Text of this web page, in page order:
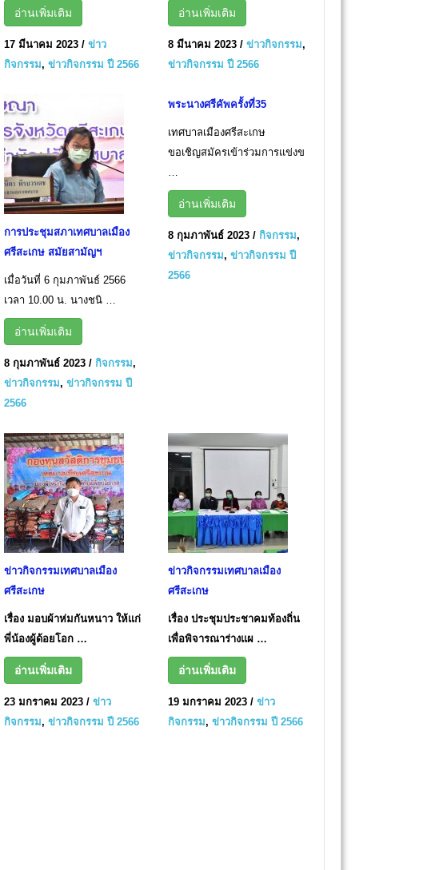
อ่านเพิ่มเติม
17 มีนาคม 2023/ ข่าว
กิจกรรม, ข่าวกิจกรรม ปี 2566
อ่านเพิ่มเติม
8 มีนาคม 2023/ ข่าวกิจกรรม,
ข่าวกิจกรรม ปี 2566
การประชุมสภาเทศบาลเมือง
ศรีสะเกษ สมัยสามัญฯ
เมื่อวันที่ 6 กุมภาพันธ์ 2566
เวลา 10.00 น. นางชนิ …
อ่านเพิ่มเติม
8 กุมภาพันธ์ 2023/ กิจกรรม,
ข่าวกิจกรรม, ข่าวกิจกรรม ปี
2566
พระนางศรีคัพครั้งที่35
เทศบาลเมืองศรีสะเกษ
ขอเชิญสมัครเข้าร่วมการแข่งข
อ่านเพิ่มเติม
8 กุมภาพันธ์ 2023/ กิจกรรม,
ข่าวกิจกรรม, ข่าวกิจกรรม ปี
2566
ข่าวกิจกรรมเทศบาลเมือง
ศรีสะเกษ
เรื่อง มอบผ้าห่มกันหนาว ให้แก่
พี่น้องผู้ด้อยโอก …
อ่านเพิ่มเติม
23 มกราคม 2023/ ข่าว
กิจกรรม, ข่าวกิจกรรม ปี 2566
ข่าวกิจกรรมเทศบาลเมือง
ศรีสะเกษ
เรื่อง ประชุมประชาคมท้องถิ่น
เพื่อพิจารณาร่างแผ …
อ่านเพิ่มเติม
19 มกราคม 2023/ ข่าว
กิจกรรม, ข่าวกิจกรรม ปี 2566